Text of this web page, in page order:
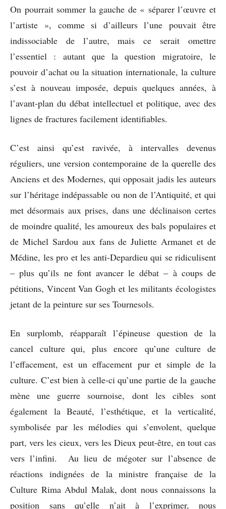
On pourrait sommer la gauche de « séparer l’œuvre et
l’artiste », comme si d’ailleurs l’une pouvait être
indissociable de l’autre, mais ce serait omettre
l’essentiel : autant que la question migratoire, le
pouvoir d’achat ou la situation internationale, la culture
s’est à nouveau imposée, depuis quelques années, à
l’avant-plan du débat intellectuel et politique, avec des
lignes de fractures facilement identifiables.
C’est ainsi qu’est ravivée, à intervalles devenus
réguliers, une version contemporaine de la querelle des
Anciens et des Modernes, qui opposait jadis les auteurs
sur l’héritage indépassable ou non de l’Antiquité, et qui
met désormais aux prises, dans une déclinaison certes
de moindre qualité, les amoureux des bals populaires et
de Michel Sardou aux fans de Juliette Armanet et de
Médine, les pro et les anti-Depardieu qui se ridiculisent
– plus qu’ils ne font avancer le débat – à coups de
pétitions, Vincent Van Gogh et les militants écologistes
jetant de la peinture sur ses Tournesols.
En surplomb, réapparaît l’épineuse question de la
cancel culture qui, plus encore qu’une culture de
l’effacement, est un effacement pur et simple de la
culture. C’est bien à celle-ci qu’une partie de la gauche
mène une guerre sournoise, dont les cibles sont
également la Beauté, l’esthétique, et la verticalité,
symbolisée par les mélodies qui s’envolent, quelque
part, vers les cieux, vers les Dieux peut-être, en tout cas
vers l’infini. Au lieu de mégoter sur l’absence de
réactions indignées de la ministre française de la
Culture Rima Abdul Malak, dont nous connaissons la
position sans qu’elle n’ait à l’exprimer, nous